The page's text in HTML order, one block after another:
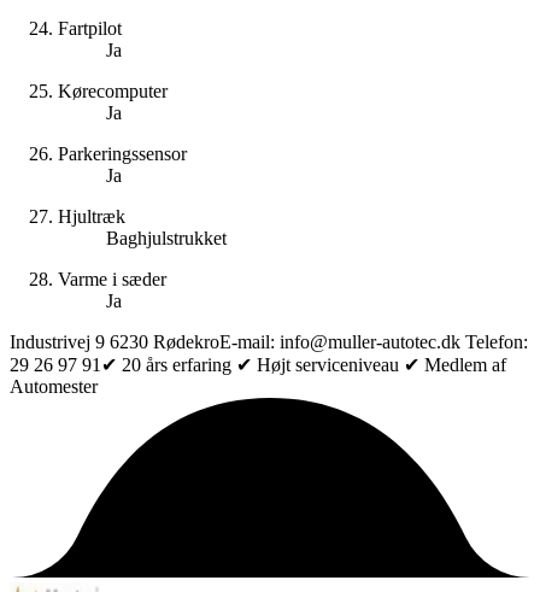
Fartpilot
Ja
Kørecomputer
Ja
Parkeringssensor
Ja
Hjultræk
Baghjulstrukket
Varme i sæder
Ja
Industrivej 9 6230 Rødekro ​E-mail: info@muller-autotec.dk Telefon:
29 26 97 91 ​✔ 20 års erfaring ✔ Højt serviceniveau ✔ Medlem af
Automester